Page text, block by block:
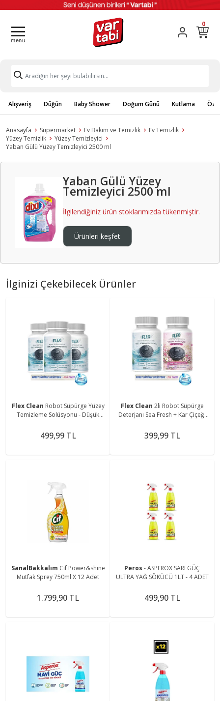
0
Alışveriş Düğün Baby Shower Doğum Günü Kutlama
Anasayfa Süpermarket Ev Bakım ve Temizlik
Ev Temizlik
Yüzey Temizlik
Yüzey Temizleyici
Yaban Gülü Yüzey Temizleyici 2500 ml
Yaban Gülü Yüzey
Temizleyici 2500 ml
İlgilendiğiniz ürün stoklarımızda tükenmiştir.
Ürünleri keşfet
İlginizi Çekebilecek Ürünler
Flex Clean Robot Süpürge Yüzey
Temizleme Solüsyonu - Düşük
3x500 mL
499,99 TL
Flex Clean 2li Robot Süpürge
Deterjanı Sea Fresh + Kar Çiçeği
399,99 TL
SanalBakkalım Cif Power&shıne
Mutfak Sprey 750ml X 12 Adet
1.799,90 TL
Peros - ASPEROX SARI GÜÇ
ULTRA YAĞ SÖKÜCÜ 1LT - 4 ADET
499,90 TL